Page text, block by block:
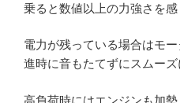
乗ると数値以上の力強さを感
電力が残っている場合はモ
進時に音もたてずにスムーズ
高負荷時にはエンジンも加